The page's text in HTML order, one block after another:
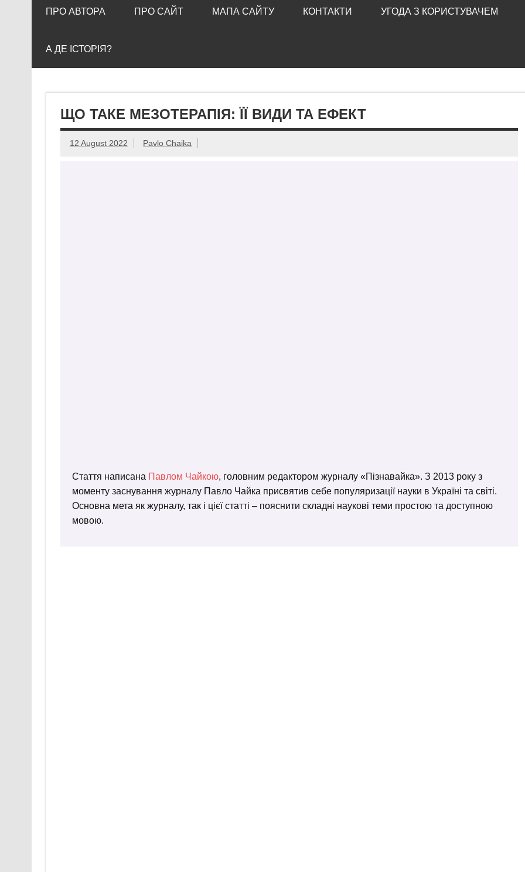
ПРО АВТОРА ПРО САЙТ МАПА САЙТУ КОНТАКТИ УГОДА З КОРИСТУВАЧЕМ
А ДЕ ІСТОРІЯ?
ЩО ТАКЕ МЕЗОТЕРАПІЯ: ЇЇ ВИДИ ТА ЕФЕКТ
12 August 2022 Pavlo Chaika
Стаття написана Павлом Чайкою, головним редактором журналу «Пізнавайка». З 2013 року з
моменту заснування журналу Павло Чайка присвятив себе популяризації науки в Україні та світі.
Основна мета як журналу, так і цієї статті – пояснити складні наукові теми простою та доступною
мовою.